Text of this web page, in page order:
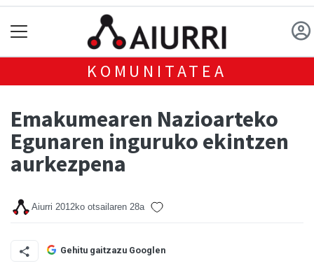
KOMUNITATEA
Emakumearen Nazioarteko
Egunaren inguruko ekintzen
aurkezpena
Aiurri 2012ko otsailaren 28a
Gehitu gaitzazu Googlen